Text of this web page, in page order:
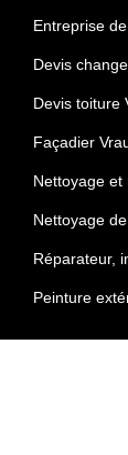
Entreprise
Devis
Devis toiture
Façadier
Nettoyage et
Nettoyage
Réparateur,
Peinture